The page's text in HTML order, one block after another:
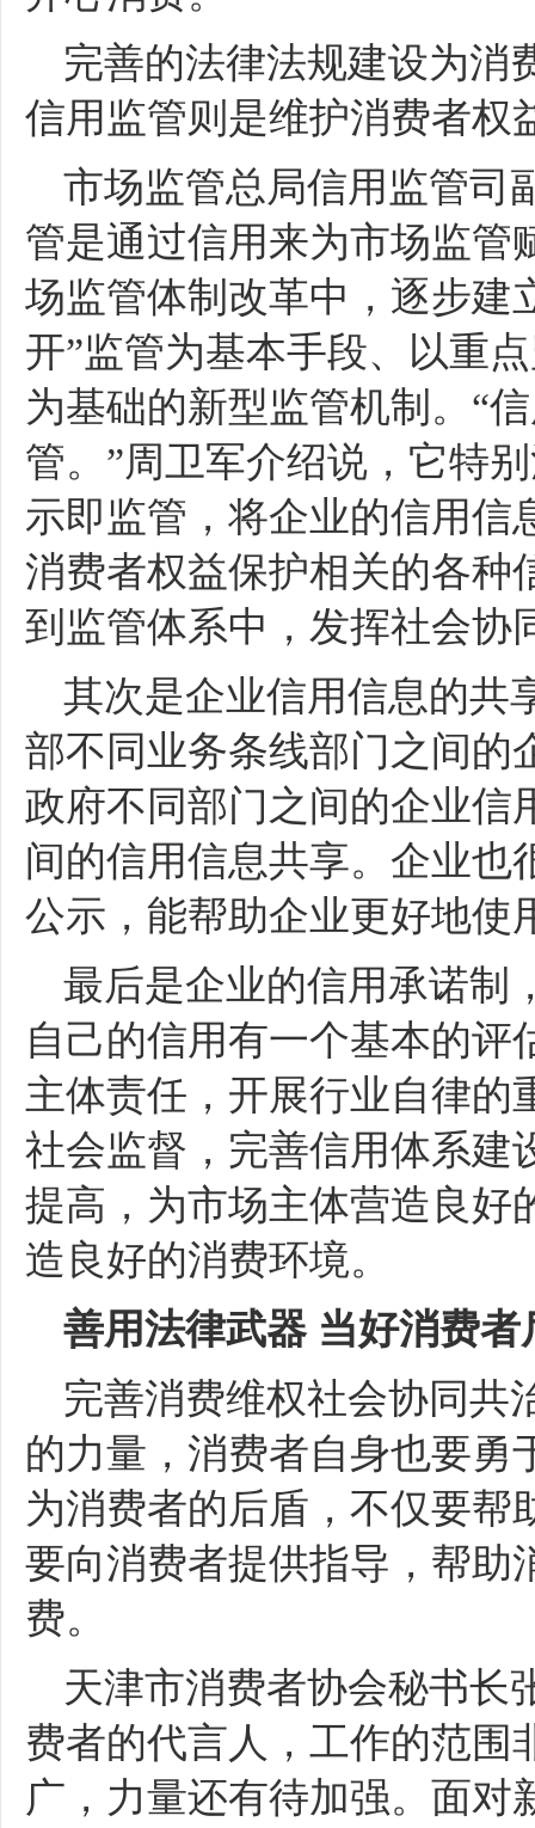
完善的法律法规建设为消
信用监管则是维护消费者权
市场监管总局信用监管司
管是通过信用来为市场监管
场监管体制改革中，逐步建
开”监管为基本手段、以重
为基础的新型监管机制。“
管。”周卫军介绍说，它特
示即监管，将企业的信用信
消费者权益保护相关的各种
到监管体系中，发挥社会协
其次是企业信用信息的共
部不同业务条线部门之间的
政府不同部门之间的企业信
间的信用信息共享。企业也
公示，能帮助企业更好地使
最后是企业的信用承诺制
自己的信用有一个基本的评
主体责任，开展行业自律的
社会监督，完善信用体系建
提高，为市场主体营造良好
造良好的消费环境。
善用法律武器 当好消费者
完善消费维权社会协同共
的力量，消费者自身也要勇
为消费者的后盾，不仅要帮
要向消费者提供指导，帮助
费。
天津市消费者协会秘书长
费者的代言人，工作的范围
广，力量还有待加强。面对